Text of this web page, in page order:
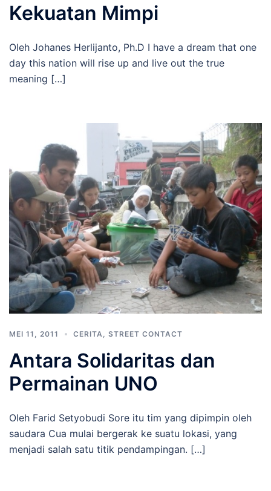
Kekuatan Mimpi
Oleh Johanes Herlijanto, Ph.D I have a dream that one
day this nation will rise up and live out the true
meaning […]
MEI 11, 2011 CERITA STREET CONTACT
Antara Solidaritas dan
Permainan UNO
Oleh Farid Setyobudi Sore itu tim yang dipimpin oleh
saudara Cua mulai bergerak ke suatu lokasi, yang
menjadi salah satu titik pendampingan. […]